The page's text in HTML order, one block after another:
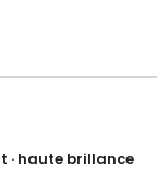
· haute brillance